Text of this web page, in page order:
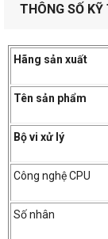
THÔNG SỐ
Hãng sản xuất
Tên sản phẩm
Bộ vi xử lý
Công nghệ CPU
Số nhân